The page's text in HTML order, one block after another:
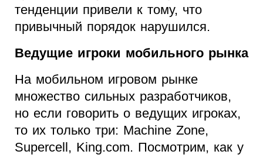
тенденции привели к тому, что
привычный порядок нарушился.
Ведущие игроки мобильного рынка
На мобильном игровом рынке
множество сильных разработчиков,
но если говорить о ведущих игроках,
то их только три: Machine Zone,
Supercell, King.com. Посмотрим, как у